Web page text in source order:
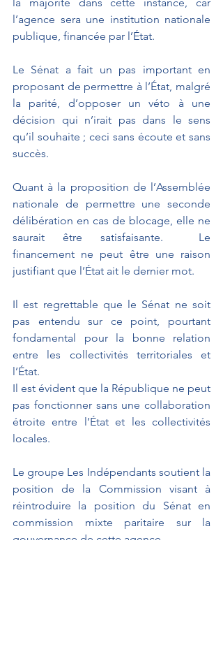
l’agence sera une institution nationale
publique, financée par l’État.
Le Sénat a fait un pas important en
proposant de permettre à l’État, malgré
la parité, d’opposer un véto à une
décision qui n’irait pas dans le sens
qu’il souhaite ; ceci sans écoute et sans
succès.
Quant à la proposition de l’Assemblée
nationale de permettre une seconde
délibération en cas de blocage, elle ne
saurait être satisfaisante.  Le
financement ne peut être une raison
justifiant que l’État ait le dernier mot.
Il est regrettable que le Sénat ne soit
pas entendu sur ce point, pourtant
fondamental pour la bonne relation
entre les collectivités territoriales et
l’État.
Il est évident que la République ne peut
pas fonctionner sans une collaboration
étroite entre l’État et les collectivités
locales.
Le groupe Les Indépendants soutient la
position de la Commission visant à
réintroduire la position du Sénat en
commission mixte paritaire sur la
gouvernance de cette agence.